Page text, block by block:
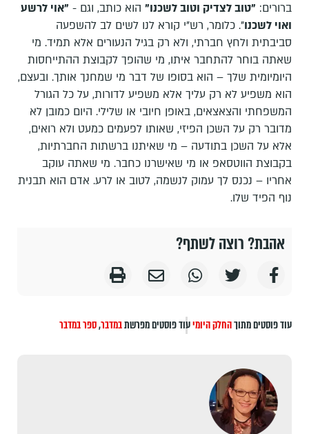
ברורים: "טוב לצדיק וטוב לשכנו" הוא כותב, וגם - "אוי לרשע
ואוי לשכנו". כלומר, רש"י קורא לנו לשים לב להשפעה
סביבתית ולחץ חברתי, ולא רק בגיל הנעורים אלא תמיד. מי
שאתה בוחר להתחבר איתו, מי שהופך לקבוצת ההתייחסות
היומיומית שלך – הוא בסופו של דבר מי שמחנך אותך. ובעצם,
הוא משפיע לא רק עליך אלא משפיע לדורות, על כל הגורל
המשפחתי והצאצאים, באופן חיובי או שלילי. היום כמובן לא
מדובר רק על השכן הפיזי, שאותו לפעמים כמעט ולא רואים,
אלא על השכן בתודעה – מי שאיתנו ברשתות החברתיות,
בקבוצת הווטסאפ או מי שאישרנו כחבר. מי שאתה עוקב
אחריו – נכנס לך עמוק לנשמה, לטוב או לרע. אדם הוא תבנית
נוף הפיד שלו.
אהבת? רוצה לשתף?
עוד פוסטים מתוךהחלק היומיעוד פוסטים מפרשתבמדבר,ספר במדבר